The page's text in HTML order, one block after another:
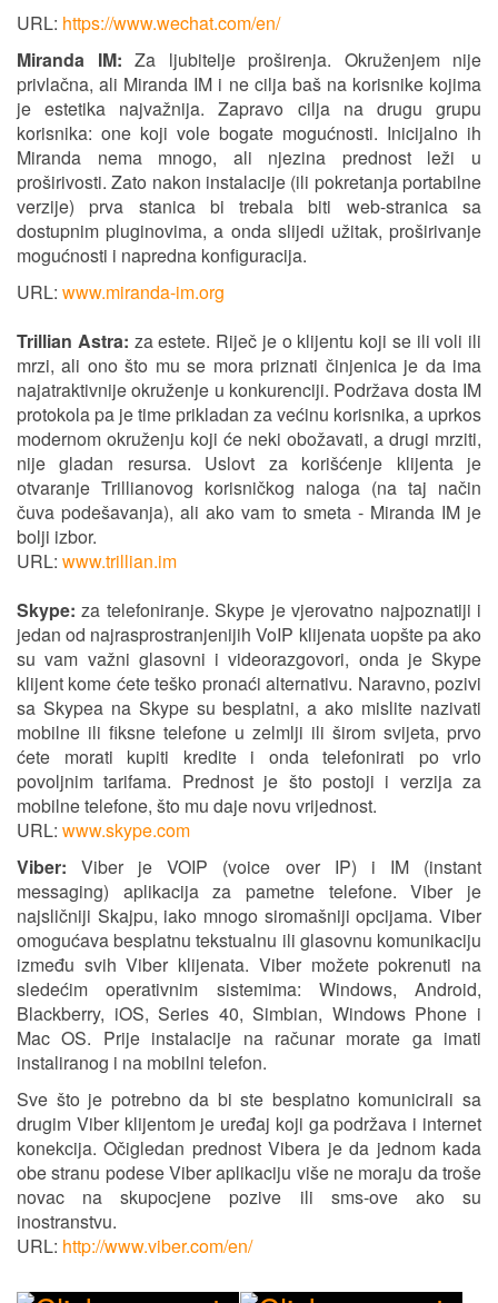
URL: https://www.wechat.com/en/
Miranda IM: Za ljubitelje proširenja. Okruženjem nije
privlačna, ali Miranda IM i ne cilja baš na korisnike kojima
je estetika najvažnija. Zapravo cilja na drugu grupu
korisnika: one koji vole bogate mogućnosti. Inicijalno ih
Miranda nema mnogo, ali njezina prednost leži u
proširivosti. Zato nakon instalacije (ili pokretanja portabilne
verzije) prva stanica bi trebala biti web-stranica sa
dostupnim pluginovima, a onda slijedi užitak, proširivanje
mogućnosti i napredna konfiguracija.
URL: www.miranda-im.org
Trillian Astra: za estete. Riječ je o klijentu koji se ili voli ili
mrzi, ali ono što mu se mora priznati činjenica je da ima
najatraktivnije okruženje u konkurenciji. Podržava dosta IM
protokola pa je time prikladan za većinu korisnika, a uprkos
modernom okruženju koji će neki obožavati, a drugi mrziti,
nije gladan resursa. Uslovt za korišćenje klijenta je
otvaranje Trillianovog korisničkog naloga (na taj način
čuva podešavanja), ali ako vam to smeta - Miranda IM je
bolji izbor.
URL: www.trillian.im
Skype:za telefoniranje. Skype je vjerovatno najpoznatiji i
jedan od najrasprostranjenijih VoIP klijenata uopšte pa ako
su vam važni glasovni i videorazgovori, onda je Skype
klijent kome ćete teško pronaći alternativu. Naravno, pozivi
sa Skypea na Skype su besplatni, a ako mislite nazivati
mobilne ili fiksne telefone u zelmlji ili širom svijeta, prvo
ćete morati kupiti kredite i onda telefonirati po vrlo
povoljnim tarifama. Prednost je što postoji i verzija za
mobilne telefone, što mu daje novu vrijednost.
URL: www.skype.com
Viber:Viber je VOIP (voice over IP) i IM (instant
messaging) aplikacija za pametne telefone. Viber je
najsličniji Skajpu, iako mnogo siromašniji opcijama. Viber
omogućava besplatnu tekstualnu ili glasovnu komunikaciju
između svih Viber klijenata. Viber možete pokrenuti na
sledećim operativnim sistemima: Windows, Android,
Blackberry, iOS, Series 40, Simbian, Windows Phone i
Mac OS. Prije instalacije na računar morate ga imati
instaliranog i na mobilni telefon.
Sve što je potrebno da bi ste besplatno komunicirali sa
drugim Viber klijentom je uređaj koji ga podržava i internet
konekcija. Očigledan prednost Vibera je da jednom kada
obe stranu podese Viber aplikaciju više ne moraju da troše
novac na skupocjene pozive ili sms-ove ako su
inostranstvu.
URL: http://www.viber.com/en/